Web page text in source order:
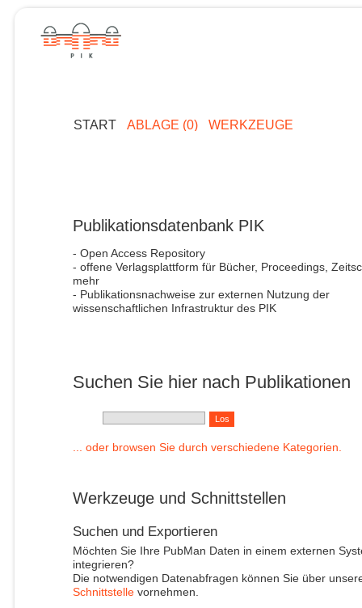
START ABLAGE (0) WERKZEUGE
Publikationsdatenbank PIK
- Open Access Repository
- offene Verlagsplattform für Bücher, Proceedings,
mehr
- Publikationsnachweise zur externen Nutzung der
wissenschaftlichen Infrastruktur des PIK
Suchen Sie hier nach Publikationen
... oder browsen Sie durch verschiedene Kategorien.
Werkzeuge und Schnittstellen
Suchen und Exportieren
Möchten Sie Ihre PubMan Daten in einem externen
integrieren?
Die notwendigen Datenabfragen können Sie über
Schnittstellevornehmen.